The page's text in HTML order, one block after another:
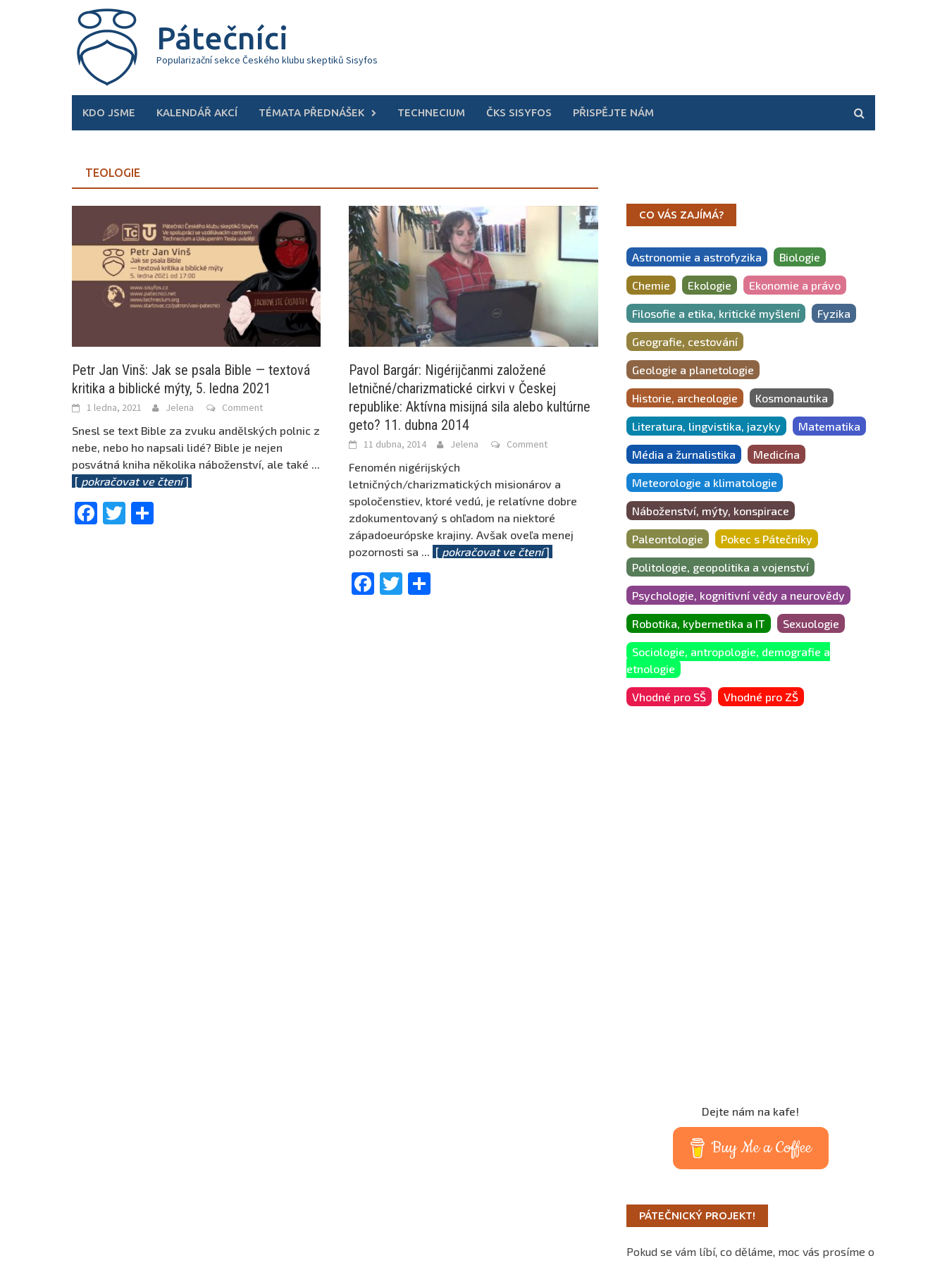
Pátečníci
Popularizační sekce Českého klubu skeptiků Sisyfos
KDO JSME KALENDÁŘ AKCÍ TÉMATA PŘEDNÁŠEK TECHNECIUM ČKS SISYFOS PŘISPĚJTE NÁM
TEOLOGIE
Petr Jan Vinš: Jak se psala Bible — textová
kritika a biblické mýty, 5. ledna 2021
1 ledna, 2021 Jelena Comment
Snesl se text Bible za zvuku andělských polnic z
nebe, nebo ho napsali lidé? Bible je nejen
posvátná kniha několika náboženství, ale také ...
[ pokračovat ve čtení]
Facebook
Twitter
Pavol Bargár: Nigérijčanmi založené
letničné/charizmatické cirkvi v Českej
republike: Aktívna misijná sila alebo kultúrne
geto? 11. dubna 2014
11 dubna, 2014 Jelena Comment
Fenomén nigérijských
letničných/charizmatických misionárov a
spoločenstiev, ktoré vedú, je relatívne dobre
zdokumentovaný s ohľadom na niektoré
západoeurópske krajiny. Avšak oveľa menej
pozornosti sa ... [ pokračovat ve čtení]
Facebook
Twitter
CO VÁS ZAJÍMÁ?
Astronomie a astrofyzika Biologie
Chemie Ekologie Ekonomie a právo
Filosofie a etika, kritické myšlení Fyzika
Geografie, cestování
Geologie a planetologie
Historie, archeologie Kosmonautika
Literatura, lingvistika, jazyky Matematika
Média a žurnalistika Medicína
Meteorologie a klimatologie
Náboženství, mýty, konspirace
Paleontologie Pokec s Pátečníky
Politologie, geopolitika a vojenství
Psychologie, kognitivní vědy a neurovědy
Robotika, kybernetika a IT Sexuologie
Sociologie, antropologie, demografie a
etnologie
Vhodné pro SŠ Vhodné pro ZŠ
Dejte nám na kafe!
Buy Me a Coffee
PÁTEČNICKÝ PROJEKT!
Pokud se vám líbí, co děláme, moc vás prosíme o